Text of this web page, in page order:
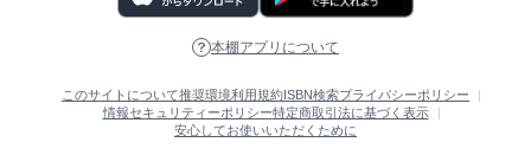
本棚アプリについて
このサイトについて推奨環境利用規約 ISBN検索プライバシーポリシー
情報セキュリティーポリシー特定商取引法に基づく表示
安心してお使いいただくために